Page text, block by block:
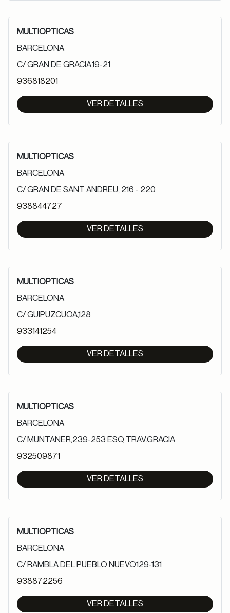
MULTIOPTICAS
BARCELONA
C/ GRAN DE GRACIA,19-21
936818201
VER DETALLES
MULTIOPTICAS
BARCELONA
C/ GRAN DE SANT ANDREU, 216 - 220
938844727
VER DETALLES
MULTIOPTICAS
BARCELONA
C/ GUIPUZCUOA,128
933141254
VER DETALLES
MULTIOPTICAS
BARCELONA
C/ MUNTANER,239-253 ESQ TRAV.GRACIA
932509871
VER DETALLES
MULTIOPTICAS
BARCELONA
C/ RAMBLA DEL PUEBLO NUEVO129-131
938872256
VER DETALLES